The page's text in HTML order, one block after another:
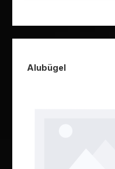
Produktgalerie
Alubügel